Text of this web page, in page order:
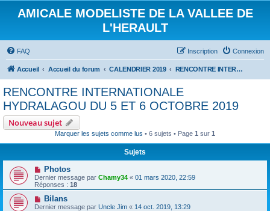
AMICALE MODELISTE DE LA VALLEE DE
L'HERAULT
FAQ Connexion
Inscription
Accueil Accueil du forum CALENDRIER 2019 RENCONTRE INTERNATIONALE HYDRALAGOU DU 5 ET 6 OCTOBRE 2019
RENCONTRE INTERNATIONALE
HYDRALAGOU DU 5 ET 6 OCTOBRE 2019
Nouveau sujet
Marquer les sujets comme lus • 6 sujets • Page 1 sur 1
Sujets
Photos
Dernier message par Chamy34 « 01 mars 2020, 22:59
Réponses : 18
Bilans
Dernier message par Uncle Jim « 14 oct. 2019, 13:29